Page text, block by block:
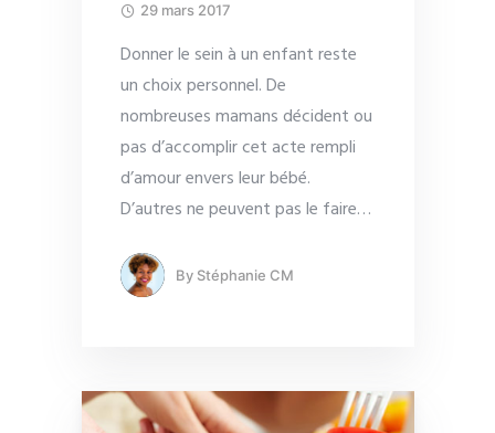
29 mars 2017
Donner le sein à un enfant reste
un choix personnel. De
nombreuses mamans décident ou
pas d’accomplir cet acte rempli
d’amour envers leur bébé.
D’autres ne peuvent pas le faire…
By Stéphanie CM